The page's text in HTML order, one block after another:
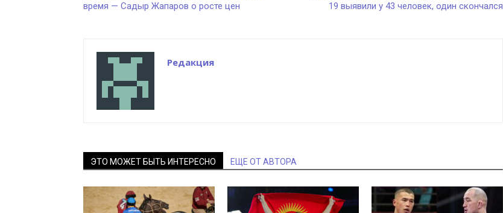
время — Садыр Жапаров о росте цен
19 выявили у 43 человек, один скончался
Редакция
ЭТО МОЖЕТ БЫТЬ ИНТЕРЕСНО ЕЩЕ ОТ АВТОРА